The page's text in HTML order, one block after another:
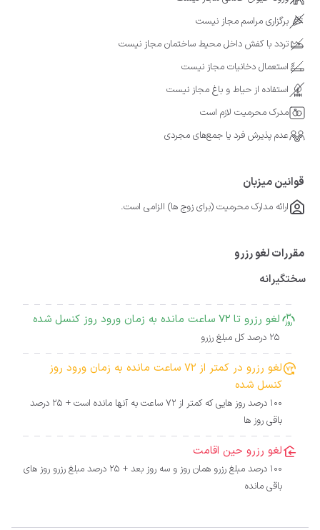
برگزاری مراسم مجاز نیست
تردد با کفش داخل محیط ساختمان مجاز نیست
استعمال دخانیات مجاز نیست
استفاده از حیاط و باغ مجاز نیست
مدرک محرمیت لازم است
عدم پذیرش فرد یا جمع‌های مجردی
قوانین میزبان
ارائه مدارک محرمیت (برای زوج ها) الزامی است.
مقررات لغو رزرو
سختگیرانه
لغو رزرو تا 72 ساعت مانده به زمان ورود روز کنسل شده
25 درصد کل مبلغ رزرو
لغو رزرو در کمتر از 72 ساعت مانده به زمان ورود روز
کنسل شده
100 درصد روز هایی که کمتر از 72 ساعت به آنها مانده است + 25 درصد
باقی روز ها
لغو رزرو حین اقامت
100 درصد مبلغ رزرو همان روز و سه روز بعد + 25 درصد مبلغ رزرو روز های
باقی مانده